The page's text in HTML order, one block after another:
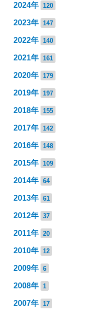
2024年 120
2023年 147
2022年 140
2021年 161
2020年 179
2019年 197
2018年 155
2017年 142
2016年 148
2015年 109
2014年 64
2013年 61
2012年 37
2011年 20
2010年 12
2009年 6
2008年 1
2007年 17